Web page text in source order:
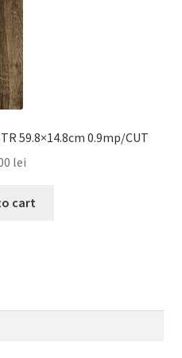
59.8×14.8cm 0.9mp/CUT
lei
cart